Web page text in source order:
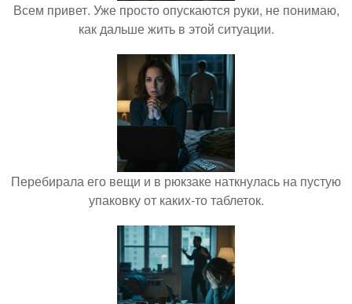
Всем привет. Уже просто опускаются руки, не понимаю,
как дальше жить в этой ситуации.
Перебирала его вещи и в рюкзаке наткнулась на пустую
упаковку от каких-то таблеток.